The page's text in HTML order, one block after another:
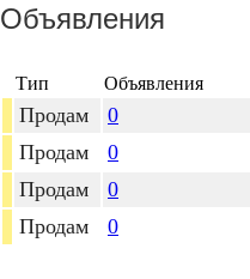
Объявления
Тип Объявления
Продам
0
Продам
0
Продам
0
Продам
0